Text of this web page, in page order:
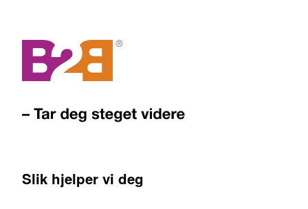
Slik hjelper vi deg